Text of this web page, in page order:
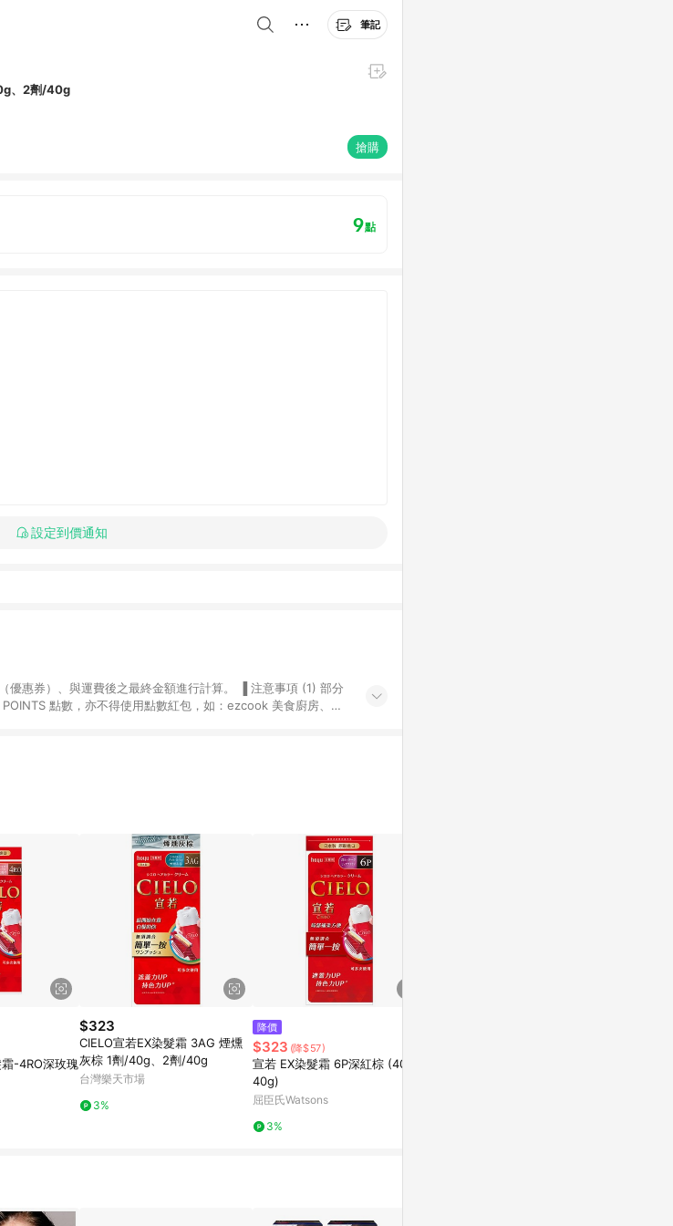
筆記
、2劑/40g
搶購
9點
設定到價通知
點數，亦不得使用點數紅包，如：ezcook 美食廚房、樂
樂天市場銷售網頁不符，以銷售網頁標示為準。 (6) 導購訂
條款與法律追訴之權利，活動詳情以樂天市場網站公告為準。
-4RO深玫瑰
$323
CIELO宣若EX染髮霜 3AG 煙燻
灰棕 1劑/40g、2劑/40g
台灣樂天市場
3%
降價
$323 (降$57)
宣若 EX染髮霜 6P深紅棕 (40g+
40g)
屈臣氏Watsons
3%